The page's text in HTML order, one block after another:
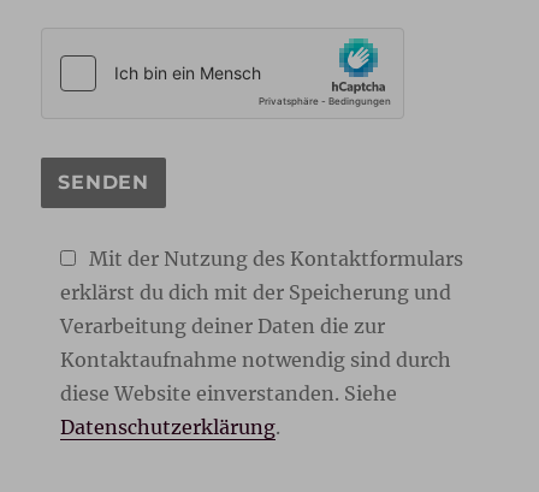
Mit der Nutzung des Kontaktformulars
erklärst du dich mit der Speicherung und
Verarbeitung deiner Daten die zur
Kontaktaufnahme notwendig sind durch
diese Website einverstanden. Siehe
Datenschutzerklärung.